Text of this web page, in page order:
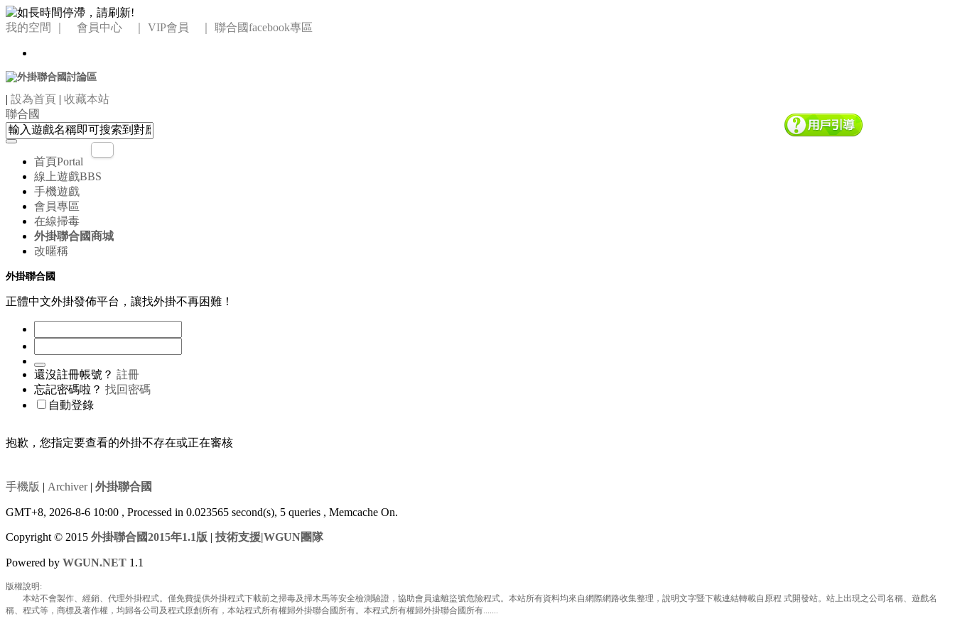
我的空間 ｜ 會員中心 ｜ VIP會員 ｜ 聯合國facebook專區
| 設為首頁 | 收藏本站
聯合國
首頁Portal
線上遊戲BBS
手機遊戲
會員專區
在線掃毒
外掛聯合國商城
改暱稱
外掛聯合國
正體中文外掛發佈平台，讓找外掛不再困難！
還沒註冊帳號？ 註冊
忘記密碼啦？ 找回密碼
自動登錄
抱歉，您指定要查看的外掛不存在或正在審核
手機版 | Archiver| 外掛聯合國
GMT+8, 2026-8-6 10:00 , Processed in 0.023565 second(s), 5 queries , Memcache On.
Copyright © 2015 外掛聯合國2015年1.1版 | 技術支援|WGUN團隊
Powered by WGUN.NET 1.1
版權說明:
本站不會製作、經銷、代理外掛程式。僅免費提供外掛程式下載前之掃毒及掃木馬等安全檢測驗證，協助會員遠離盜號危險程式。本站所有資料均來自網際網路收集整理，說明文字暨下載連結轉載自原程 式開發站。站上出現之公司名稱、遊戲名
稱、程式等，商標及著作權，均歸各公司及程式原創所有，本站程式所有權歸外掛聯合國所有。本程式所有權歸外掛聯合國所有.......